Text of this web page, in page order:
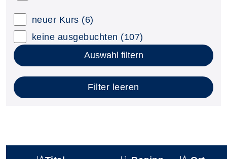
neuer Kurs (6)
keine ausgebuchten (107)
Auswahl filtern
Filter leeren